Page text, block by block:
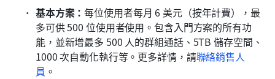
基本方案：每位使用者每月 6 美元（按年計費），最
多可供 500 位使用者使用。包含入門方案的所有功
能，並新增最多 500 人的群組通話、5TB 儲存空間、
1000 次自動化執行等。更多詳情，請聯絡銷售人
員 。